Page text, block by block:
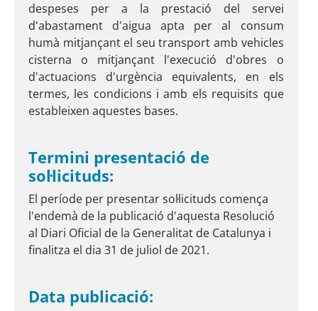
despeses per a la prestació del servei
d'abastament d'aigua apta per al consum
humà mitjançant el seu transport amb vehicles
cisterna o mitjançant l'execució d'obres o
d'actuacions d'urgència equivalents, en els
termes, les condicions i amb els requisits que
estableixen aquestes bases.
Termini presentació de
sol·licituds:
El període per presentar sol·licituds comença
l'endemà de la publicació d'aquesta Resolució
al Diari Oficial de la Generalitat de Catalunya i
finalitza el dia 31 de juliol de 2021.
Data publicació: